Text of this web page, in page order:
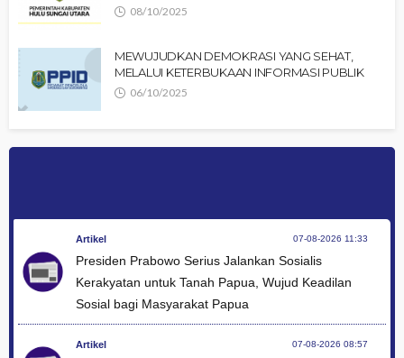
08/10/2025
MEWUJUDKAN DEMOKRASI YANG SEHAT,
MELALUI KETERBUKAAN INFORMASI PUBLIK
06/10/2025
Artikel 07-08-2026 11:33
Presiden Prabowo Serius Jalankan Sosialis
Kerakyatan untuk Tanah Papua, Wujud Keadilan
Sosial bagi Masyarakat Papua
Artikel 07-08-2026 08:57